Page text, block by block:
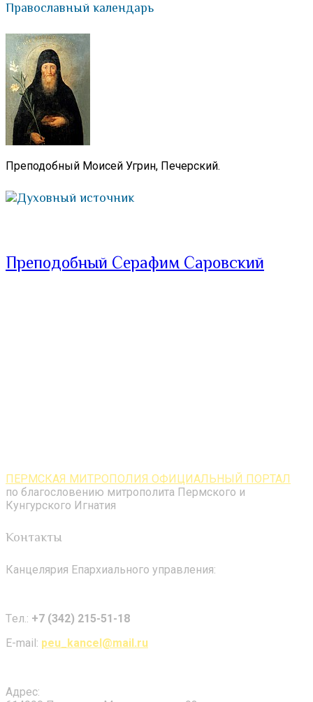
Православный календарь
Преподобный Моисей Угрин, Печерский.
Духовный источник
Преподобный Серафим Саровский
ПЕРМСКАЯ МИТРОПОЛИЯ ОФИЦИАЛЬНЫЙ ПОРТАЛ
по благословению митрополита Пермского и
Кунгурского Игнатия
Контакты
Канцелярия Епархиального управления:
Tел.: +7 (342) 215-51-18
E-mail: peu_kancel@mail.ru
Адрес: